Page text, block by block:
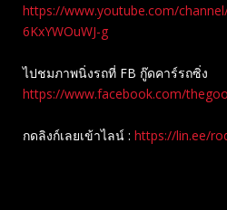
https://www.youtube.com/channel/
6KxYWOuWJ-g
ไปชมภาพนิ่งรถที่ FB กู๊ดคาร์รถซิ่ง
https://www.facebook.com/
กดลิงก์เลยเข้าไลน์ : https://lin.ee/